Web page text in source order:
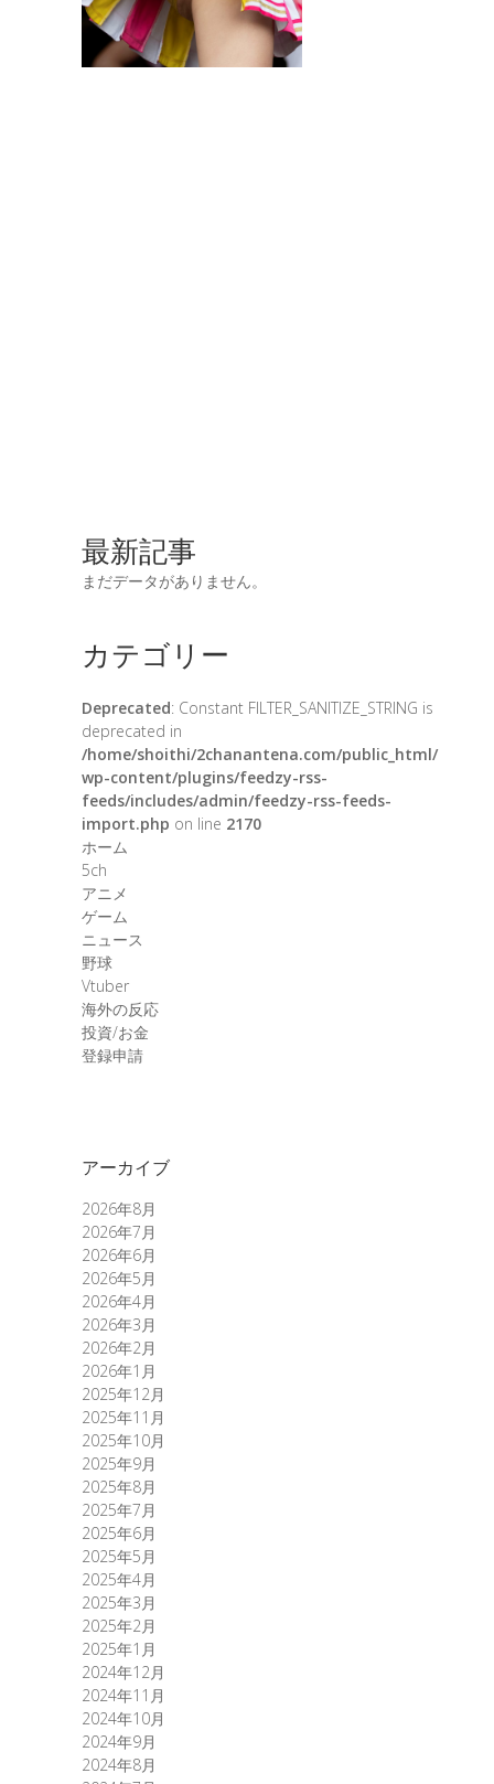
最新記事
まだデータがありません。
カテゴリー
Deprecated: Constant FILTER_SANITIZE_STRING is
deprecated in
/home/shoithi/2chanantena.com/public_html/
wp-content/plugins/feedzy-rss-
feeds/includes/admin/feedzy-rss-feeds-
import.php on line 2170
ホーム
5ch
アニメ
ゲーム
ニュース
野球
Vtuber
海外の反応
投資/お金
登録申請
アーカイブ
2026年8月
2026年7月
2026年6月
2026年5月
2026年4月
2026年3月
2026年2月
2026年1月
2025年12月
2025年11月
2025年10月
2025年9月
2025年8月
2025年7月
2025年6月
2025年5月
2025年4月
2025年3月
2025年2月
2025年1月
2024年12月
2024年11月
2024年10月
2024年9月
2024年8月